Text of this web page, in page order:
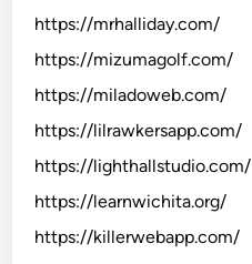
https://mrhalliday.com/
https://mizumagolf.com/
https://miladoweb.com/
https://lilrawkersapp.com/
https://lighthallstudio.com/
https://learnwichita.org/
https://killerwebapp.com/